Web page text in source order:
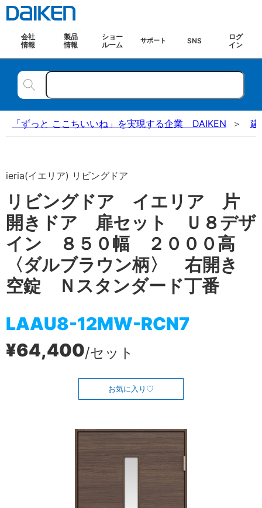
会社
情報
製品
情報
ショー
ルーム
サポート SNS
ログ
イン
「ずっと ここちいいね」を実現する企業 DAIKEN 建
ieria(イエリア) リビングドア
リビングドア イエリア 片
開きドア 扉セット Ｕ８デザ
イン ８５０幅 ２０００高
〈ダルブラウン柄〉 右開き
空錠 Ｎスタンダード丁番
LAAU8-12MW-RCN7
¥64,400/セット
お気に入り